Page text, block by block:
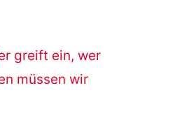
greift ein, wer
müssen wir